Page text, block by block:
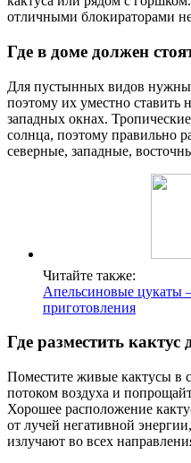
отличными блокираторами
Где в доме должен
Для пустынных видов
поэтому их уместно
западных окнах.
солнца, поэтому правильно
северные, западные,
Читайте также:
Апельсиновые
приготовления
Где разместить
Поместите живые кактусы в
потоком воздуха и
Хорошее расположение
от лучей негативной
излучают во всех